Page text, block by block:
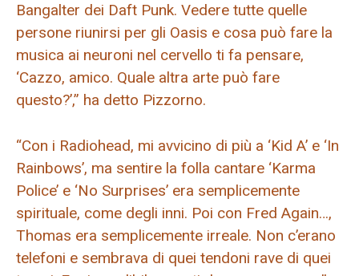
Bangalter dei Daft Punk. Vedere tutte quelle
persone riunirsi per gli Oasis e cosa può fare la
musica ai neuroni nel cervello ti fa pensare,
‘Cazzo, amico. Quale altra arte può fare
questo?’,” ha detto Pizzorno.
“Con i Radiohead, mi avvicino di più a ‘Kid A’ e ‘In
Rainbows’, ma sentire la folla cantare ‘Karma
Police’ e ‘No Surprises’ era semplicemente
spirituale, come degli inni. Poi con Fred Again…,
Thomas era semplicemente irreale. Non c’erano
telefoni e sembrava di quei tendoni rave di quei